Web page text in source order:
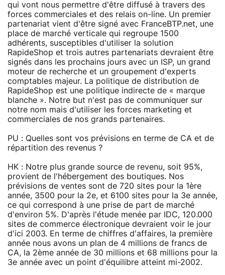
qui vont nous permettre d'être diffusé à travers des
forces commerciales et des relais on-line. Un premier
partenariat vient d'être signé avec FranceBTP.net, une
place de marché verticale qui regroupe 1500
adhérents, susceptibles d'utiliser la solution
RapideShop et trois autres partenariats devraient être
signés dans les prochains jours avec un ISP, un grand
moteur de recherche et un groupement d'experts
comptables majeur. La politique de distribution de
RapideShop est une politique indirecte de « marque
blanche ». Notre but n'est pas de communiquer sur
notre nom mais d'utiliser les forces marketing et
commerciales de nos grands partenaires.
PU : Quelles sont vos prévisions en terme de CA et de
répartition des revenus ?
HK : Notre plus grande source de revenu, soit 95%,
provient de l'hébergement des boutiques. Nos
prévisions de ventes sont de 720 sites pour la 1ère
année, 3500 pour la 2e, et 6100 sites pour la 3e année,
ce qui correspond à une prise de part de marché
d'environ 5%. D'après l'étude menée par IDC, 120.000
sites de commerce électronique devraient voir le jour
d'ici 2003. En terme de chiffres d'affaires, la première
année nous avons un plan de 4 millions de francs de
CA, la 2ème année de 30 millions et 68 millions pour la
3e année avec un point d'équilibre atteint mi-2002.